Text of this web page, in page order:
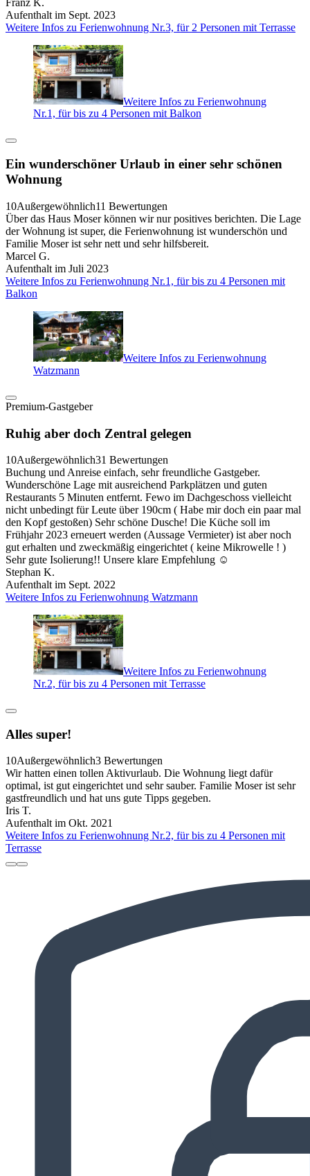
Aufenthalt im Sept. 2023
Weitere Infos zu Ferienwohnung Nr.3, für 2 Personen mit Terrasse
Weitere Infos zu Ferienwohnung
Nr.1, für bis zu 4 Personen mit Balkon
Ein wunderschöner Urlaub in einer sehr schönen
Wohnung
10Außergewöhnlich11 Bewertungen
Über das Haus Moser können wir nur positives berichten. Die Lage
der Wohnung ist super, die Ferienwohnung ist wunderschön und
Familie Moser ist sehr nett und sehr hilfsbereit.
Marcel G.
Aufenthalt im Juli 2023
Weitere Infos zu Ferienwohnung Nr.1, für bis zu 4 Personen mit
Balkon
Weitere Infos zu Ferienwohnung
Watzmann
Premium-Gastgeber
Ruhig aber doch Zentral gelegen
10Außergewöhnlich31 Bewertungen
Buchung und Anreise einfach, sehr freundliche Gastgeber.
Wunderschöne Lage mit ausreichend Parkplätzen und guten
Restaurants 5 Minuten entfernt. Fewo im Dachgeschoss vielleicht
nicht unbedingt für Leute über 190cm ( Habe mir doch ein paar mal
den Kopf gestoßen) Sehr schöne Dusche! Die Küche soll im
Frühjahr 2023 erneuert werden (Aussage Vermieter) ist aber noch
gut erhalten und zweckmäßig eingerichtet ( keine Mikrowelle ! )
Sehr gute Isolierung!! Unsere klare Empfehlung ☺️
Stephan K.
Aufenthalt im Sept. 2022
Weitere Infos zu Ferienwohnung Watzmann
Weitere Infos zu Ferienwohnung
Nr.2, für bis zu 4 Personen mit Terrasse
Alles super!
10Außergewöhnlich3 Bewertungen
Wir hatten einen tollen Aktivurlaub. Die Wohnung liegt dafür
optimal, ist gut eingerichtet und sehr sauber. Familie Moser ist sehr
gastfreundlich und hat uns gute Tipps gegeben.
Iris T.
Aufenthalt im Okt. 2021
Weitere Infos zu Ferienwohnung Nr.2, für bis zu 4 Personen mit
Terrasse